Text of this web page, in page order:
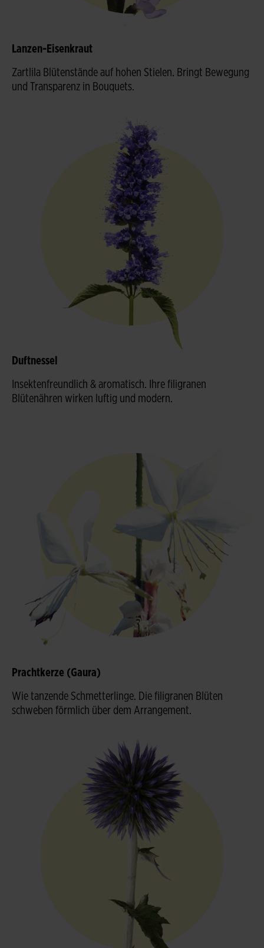
Lanzen-Eisenkraut
Zartlila Blütenstände auf hohen Stielen. Bringt Bewegung
und Transparenz in Bouquets.
Duftnessel
Insektenfreundlich & aromatisch. Ihre filigranen
Blütenähren wirken luftig und modern.
Prachtkerze (Gaura)
Wie tanzende Schmetterlinge. Die filigranen Blüten
schweben förmlich über dem Arrangement.